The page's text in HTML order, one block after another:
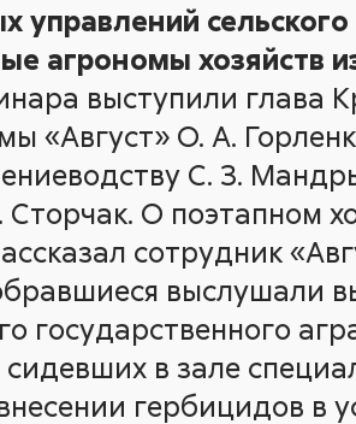
управлений сельского
агрономы хозяйств
выступили глава
«Август» О. А.
С. З.
Сторчак. О поэтапном
сотрудник
выслушали
государственного
сидевших в зале
гербицидов в